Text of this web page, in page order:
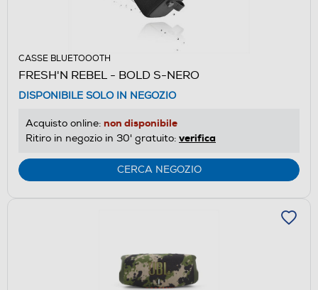
CASSE BLUETOOOTH
FRESH'N REBEL - BOLD S-NERO
DISPONIBILE SOLO IN NEGOZIO
Acquisto online: non disponibile
Ritiro in negozio in 30' gratuito: verifica
CERCA NEGOZIO